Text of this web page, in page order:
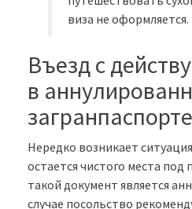
виза не оформляется.
Въезд с
в
загранпаспорте
Нередко возникает
остается чистого места под
такой документ является
случае посольство